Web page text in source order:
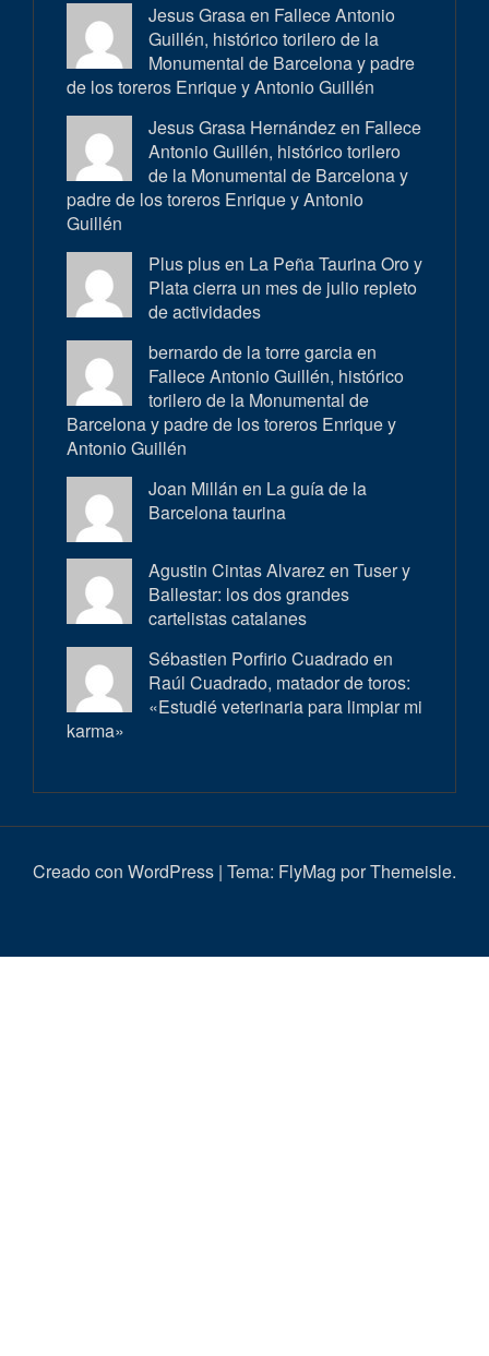
Jesus Grasa en Fallece Antonio
Guillén, histórico torilero de la
Monumental de Barcelona y padre
de los toreros Enrique y Antonio Guillén
Jesus Grasa Hernández en Fallece
Antonio Guillén, histórico torilero
de la Monumental de Barcelona y
padre de los toreros Enrique y Antonio
Guillén
Plus plus en La Peña Taurina Oro y
Plata cierra un mes de julio repleto
de actividades
bernardo de la torre garcia en
Fallece Antonio Guillén, histórico
torilero de la Monumental de
Barcelona y padre de los toreros Enrique y
Antonio Guillén
Joan Millán en La guía de la
Barcelona taurina
Agustin Cintas Alvarez en Tuser y
Ballestar: los dos grandes
cartelistas catalanes
Sébastien Porfirio Cuadrado en
Raúl Cuadrado, matador de toros:
«Estudié veterinaria para limpiar mi
karma»
Creado con WordPress | Tema: FlyMag por Themeisle.
Tauríd’imatges